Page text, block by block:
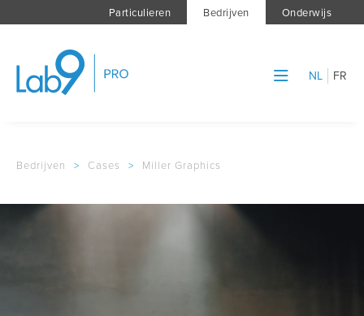
Particulieren Bedrijven Onderwijs
NL FR
Bedrijven > Cases > Miller Graphics